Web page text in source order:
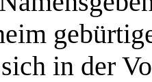
in der